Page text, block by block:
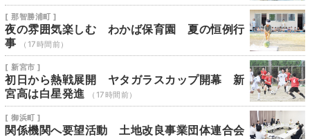
[ 那智勝浦町 ]
夜の雰囲気楽しむ わかば保育園 夏の恒例行
事
（17時間前）
[ 新宮市 ]
初日から熱戦展開 ヤタガラスカップ開幕 新
宮高は白星発進
（17時間前）
[ 御浜町 ]
関係機関へ要望活動 土地改良事業団体連合会